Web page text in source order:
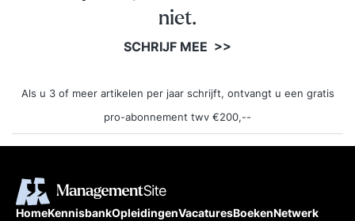
niet.
SCHRIJF MEE >>
Als u 3 of meer artikelen per jaar schrijft, ontvangt u een gratis
pro-abonnement twv €200,--
HomeKennisbankOpleidingenVacaturesBoekenNetwerk